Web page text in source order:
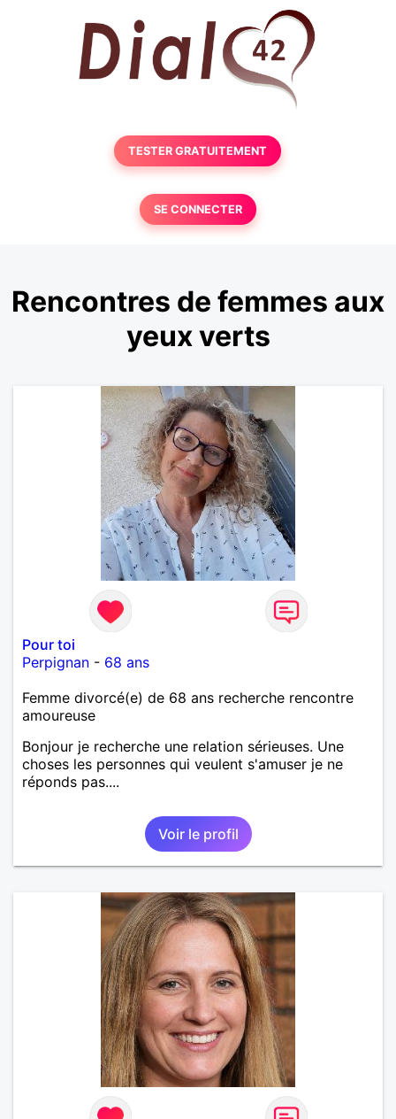
TESTER GRATUITEMENT
SE CONNECTER
Rencontres de femmes aux
yeux verts
Pour toi
Perpignan - 68 ans
Femme divorcé(e) de 68 ans recherche rencontre
amoureuse
Bonjour je recherche une relation sérieuses. Une
choses les personnes qui veulent s'amuser je ne
réponds pas....
Voir le profil